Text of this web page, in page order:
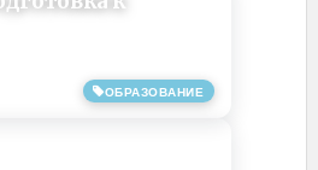
ОБРАЗОВАНИЕ